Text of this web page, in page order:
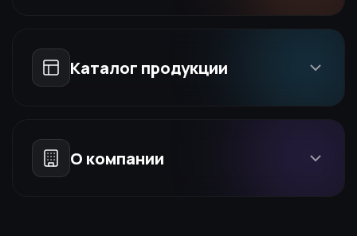
Каталог продукции
О компании